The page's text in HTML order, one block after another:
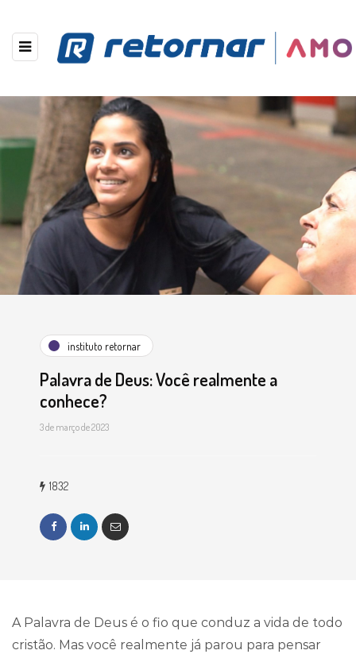
instituto retornar
Palavra de Deus: Você realmente a
conhece?
3 de março de 2023
1832
A Palavra de Deus é o fio que conduz a vida de todo
cristão. Mas você realmente já parou para pensar